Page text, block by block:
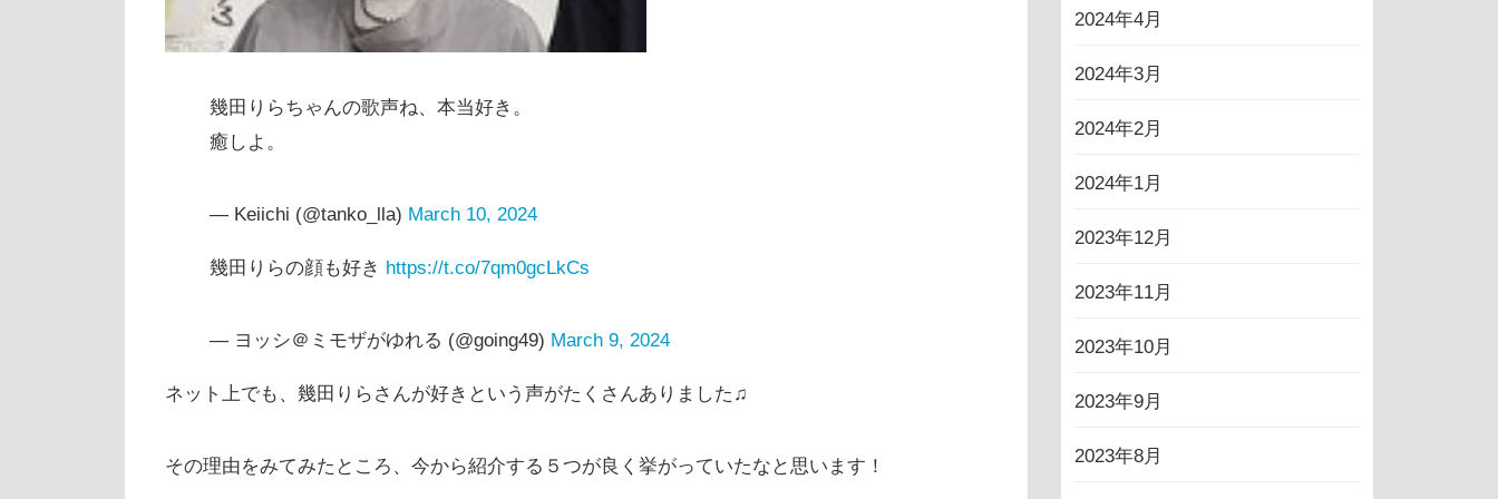
幾田りらちゃんの歌声ね、本当好き。
癒しよ。
— Keiichi (@tanko_lla) March 10, 2024
幾田りらの顔も好き https://t.co/7qm0gcLkCs
— ヨッシ＠ミモザがゆれる (@going49) March 9, 2024
ネット上でも、幾田りらさんが好きという声がたくさんありました♫
その理由をみてみたところ、今から紹介する５つが良く挙がっていたなと思います！
2024年4月
2024年3月
2024年2月
2024年1月
2023年12月
2023年11月
2023年10月
2023年9月
2023年8月